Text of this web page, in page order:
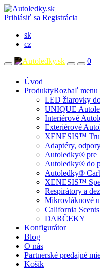
Prihlásiť sa Registrácia
sk
cz
0
Úvod
ProduktyRozbaľ menu
LED žiarovky
UNIQUE
Interiérové
Exteriérové
XENESIS™
Adaptéry,
Autoledky®
Autoledky® do
Autoledky®
XENESIS™
Respirátory a
Mikrovláknové
California
DARČEKY
Konfigurátor
Blog
O nás
Partnerské predajné
Košík